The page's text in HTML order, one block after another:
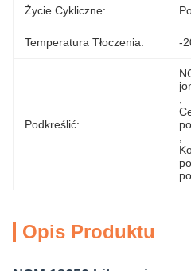
Życie Cykliczne:
Temperatura Tłoczenia: -
Podkreślić:
Opis Produktu